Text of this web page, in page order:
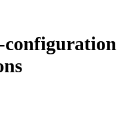
configuration